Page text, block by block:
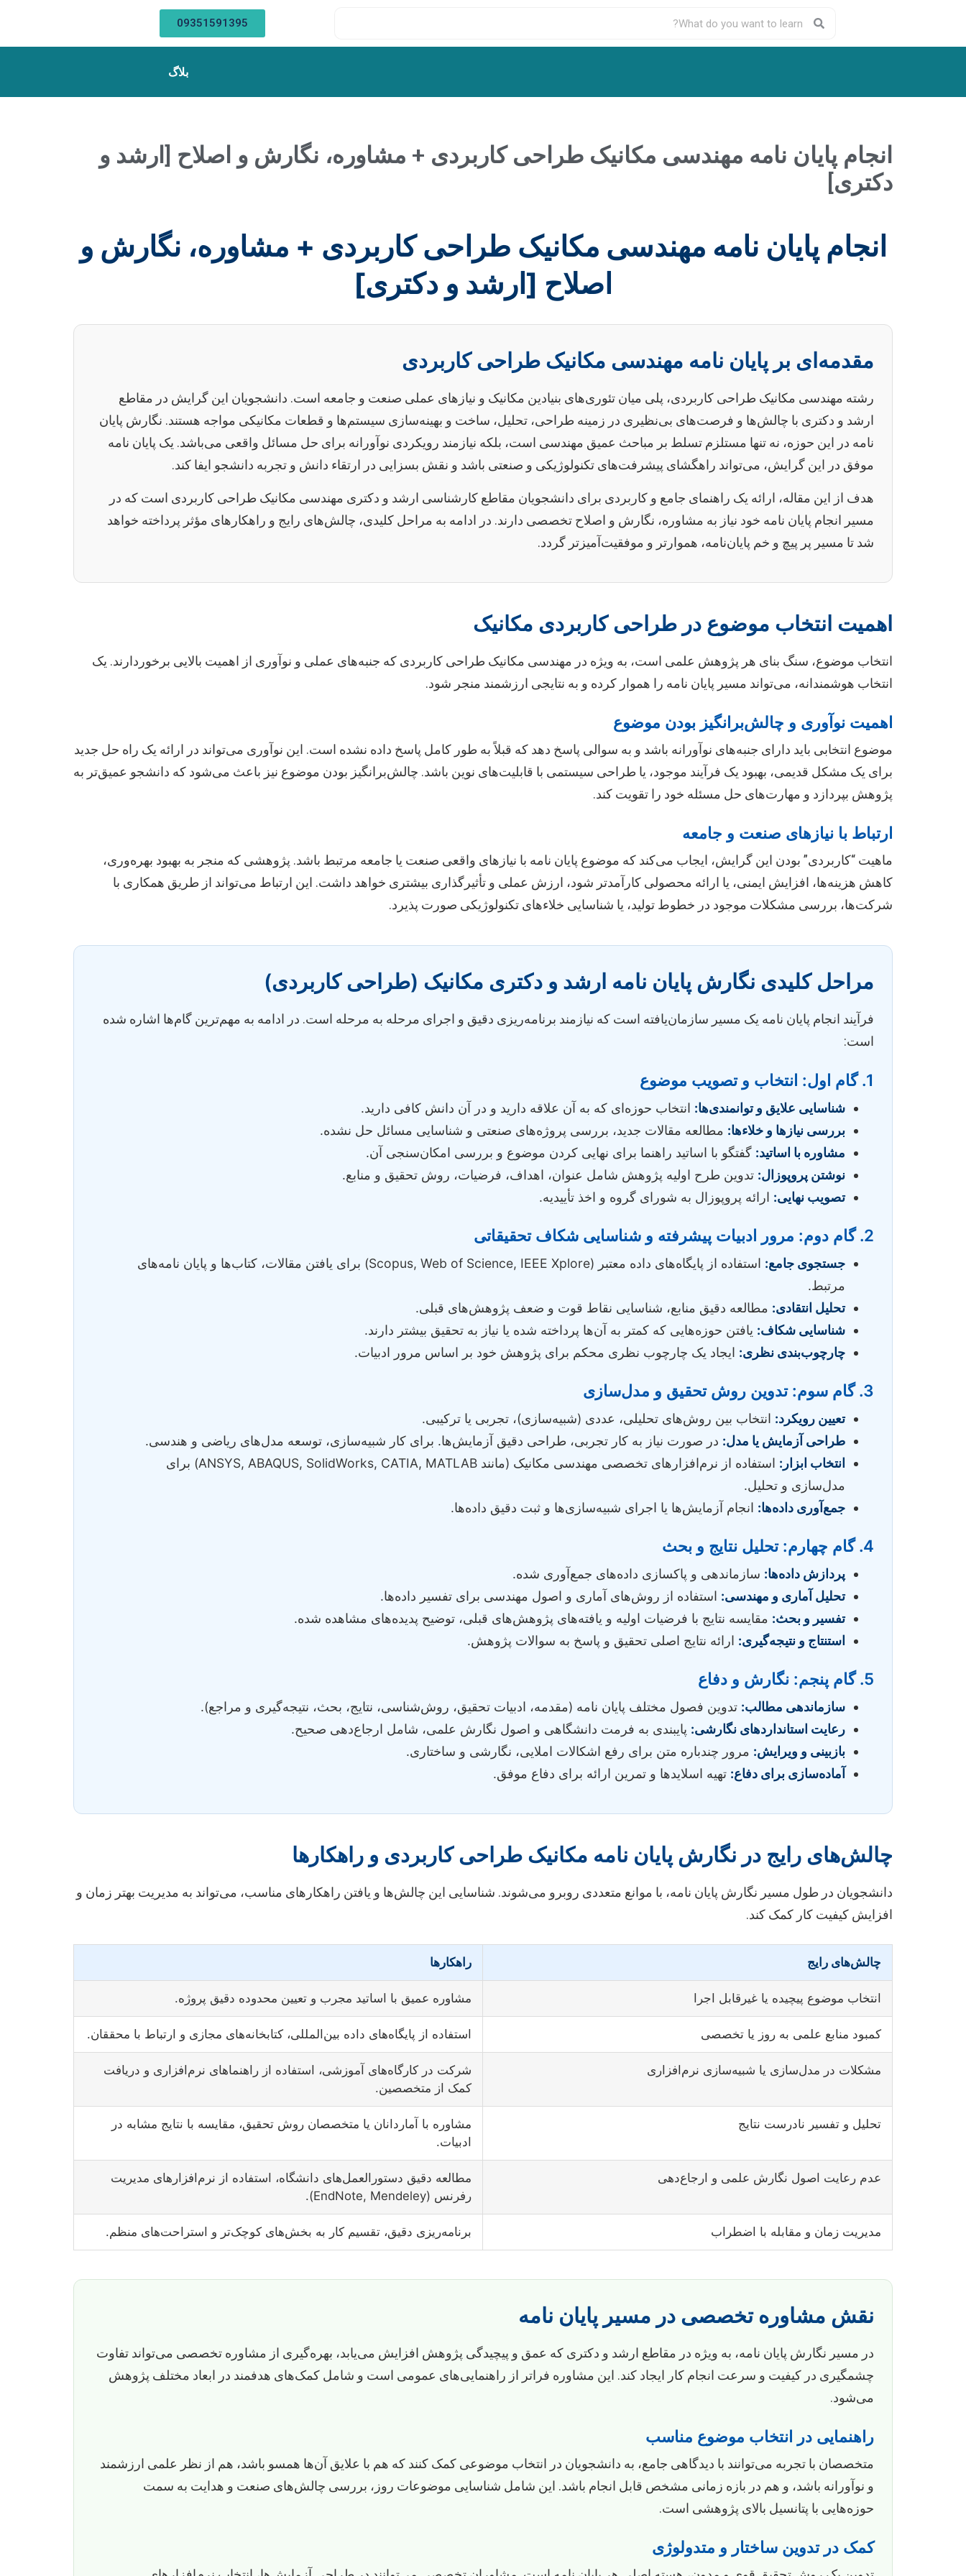
09351591395
بلاگ
انجام پایان نامه مهندسی مکانیک طراحی کاربردی + مشاوره، نگارش و اصلاح [ارشد و
دکتری]
انجام پایان نامه مهندسی مکانیک طراحی کاربردی + مشاوره، نگارش و
اصلاح [ارشد و دکتری]
مقدمه‌ای بر پایان نامه مهندسی مکانیک طراحی کاربردی
رشته مهندسی مکانیک طراحی کاربردی، پلی میان تئوری‌های بنیادین مکانیک و نیازهای عملی صنعت و جامعه است. دانشجویان این گرایش در مقاطع
ارشد و دکتری با چالش‌ها و فرصت‌های بی‌نظیری در زمینه طراحی، تحلیل، ساخت و بهینه‌سازی سیستم‌ها و قطعات مکانیکی مواجه هستند. نگارش پایان
نامه در این حوزه، نه تنها مستلزم تسلط بر مباحث عمیق مهندسی است، بلکه نیازمند رویکردی نوآورانه برای حل مسائل واقعی می‌باشد. یک پایان نامه
موفق در این گرایش، می‌تواند راهگشای پیشرفت‌های تکنولوژیکی و صنعتی باشد و نقش بسزایی در ارتقاء دانش و تجربه دانشجو ایفا کند.
هدف از این مقاله، ارائه یک راهنمای جامع و کاربردی برای دانشجویان مقاطع کارشناسی ارشد و دکتری مهندسی مکانیک طراحی کاربردی است که در
مسیر انجام پایان نامه خود نیاز به مشاوره، نگارش و اصلاح تخصصی دارند. در ادامه به مراحل کلیدی، چالش‌های رایج و راهکارهای مؤثر پرداخته خواهد
شد تا مسیر پر پیچ و خم پایان‌نامه، هموارتر و موفقیت‌آمیزتر گردد.
اهمیت انتخاب موضوع در طراحی کاربردی مکانیک
انتخاب موضوع، سنگ بنای هر پژوهش علمی است، به ویژه در مهندسی مکانیک طراحی کاربردی که جنبه‌های عملی و نوآوری از اهمیت بالایی برخوردارند. یک
انتخاب هوشمندانه، می‌تواند مسیر پایان نامه را هموار کرده و به نتایجی ارزشمند منجر شود.
اهمیت نوآوری و چالش‌برانگیز بودن موضوع
موضوع انتخابی باید دارای جنبه‌های نوآورانه باشد و به سوالی پاسخ دهد که قبلاً به طور کامل پاسخ داده نشده است. این نوآوری می‌تواند در ارائه یک راه حل جدید
برای یک مشکل قدیمی، بهبود یک فرآیند موجود، یا طراحی سیستمی با قابلیت‌های نوین باشد. چالش‌برانگیز بودن موضوع نیز باعث می‌شود که دانشجو عمیق‌تر به
پژوهش بپردازد و مهارت‌های حل مسئله خود را تقویت کند.
ارتباط با نیازهای صنعت و جامعه
ماهیت “کاربردی” بودن این گرایش، ایجاب می‌کند که موضوع پایان نامه با نیازهای واقعی صنعت یا جامعه مرتبط باشد. پژوهشی که منجر به بهبود بهره‌وری،
کاهش هزینه‌ها، افزایش ایمنی، یا ارائه محصولی کارآمدتر شود، ارزش عملی و تأثیرگذاری بیشتری خواهد داشت. این ارتباط می‌تواند از طریق همکاری با
شرکت‌ها، بررسی مشکلات موجود در خطوط تولید، یا شناسایی خلاءهای تکنولوژیکی صورت پذیرد.
مراحل کلیدی نگارش پایان نامه ارشد و دکتری مکانیک (طراحی کاربردی)
فرآیند انجام پایان نامه یک مسیر سازمان‌یافته است که نیازمند برنامه‌ریزی دقیق و اجرای مرحله به مرحله است. در ادامه به مهم‌ترین گام‌ها اشاره شده
است:
1. گام اول: انتخاب و تصویب موضوع
شناسایی علایق و توانمندی‌ها: انتخاب حوزه‌ای که به آن علاقه دارید و در آن دانش کافی دارید.
بررسی نیازها و خلاءها: مطالعه مقالات جدید، بررسی پروژه‌های صنعتی و شناسایی مسائل حل نشده.
مشاوره با اساتید: گفتگو با اساتید راهنما برای نهایی کردن موضوع و بررسی امکان‌سنجی آن.
نوشتن پروپوزال: تدوین طرح اولیه پژوهش شامل عنوان، اهداف، فرضیات، روش تحقیق و منابع.
تصویب نهایی: ارائه پروپوزال به شورای گروه و اخذ تأییدیه.
2. گام دوم: مرور ادبیات پیشرفته و شناسایی شکاف تحقیقاتی
جستجوی جامع:
استفاده از پایگاه‌های داده معتبر (Scopus, Web of Science, IEEE Xplore) برای یافتن مقالات، کتاب‌ها و پایان نامه‌های
مرتبط.
تحلیل انتقادی: مطالعه دقیق منابع، شناسایی نقاط قوت و ضعف پژوهش‌های قبلی.
شناسایی شکاف: یافتن حوزه‌هایی که کمتر به آن‌ها پرداخته شده یا نیاز به تحقیق بیشتر دارند.
چارچوب‌بندی نظری: ایجاد یک چارچوب نظری محکم برای پژوهش خود بر اساس مرور ادبیات.
3. گام سوم: تدوین روش تحقیق و مدل‌سازی
تعیین رویکرد: انتخاب بین روش‌های تحلیلی، عددی (شبیه‌سازی)، تجربی یا ترکیبی.
طراحی آزمایش یا مدل: در صورت نیاز به کار تجربی، طراحی دقیق آزمایش‌ها. برای کار شبیه‌سازی، توسعه مدل‌های ریاضی و هندسی.
انتخاب ابزار:
استفاده از نرم‌افزارهای تخصصی مهندسی مکانیک (مانند ANSYS, ABAQUS, SolidWorks, CATIA, MATLAB) برای
مدل‌سازی و تحلیل.
جمع‌آوری داده‌ها: انجام آزمایش‌ها یا اجرای شبیه‌سازی‌ها و ثبت دقیق داده‌ها.
4. گام چهارم: تحلیل نتایج و بحث
پردازش داده‌ها: سازماندهی و پاکسازی داده‌های جمع‌آوری شده.
تحلیل آماری و مهندسی: استفاده از روش‌های آماری و اصول مهندسی برای تفسیر داده‌ها.
تفسیر و بحث: مقایسه نتایج با فرضیات اولیه و یافته‌های پژوهش‌های قبلی، توضیح پدیده‌های مشاهده شده.
استنتاج و نتیجه‌گیری: ارائه نتایج اصلی تحقیق و پاسخ به سوالات پژوهش.
5. گام پنجم: نگارش و دفاع
سازماندهی مطالب: تدوین فصول مختلف پایان نامه (مقدمه، ادبیات تحقیق، روش‌شناسی، نتایج، بحث، نتیجه‌گیری و مراجع).
رعایت استانداردهای نگارشی: پایبندی به فرمت دانشگاهی و اصول نگارش علمی، شامل ارجاع‌دهی صحیح.
بازبینی و ویرایش: مرور چندباره متن برای رفع اشکالات املایی، نگارشی و ساختاری.
آماده‌سازی برای دفاع: تهیه اسلایدها و تمرین ارائه برای دفاع موفق.
چالش‌های رایج در نگارش پایان نامه مکانیک طراحی کاربردی و راهکارها
دانشجویان در طول مسیر نگارش پایان نامه، با موانع متعددی روبرو می‌شوند. شناسایی این چالش‌ها و یافتن راهکارهای مناسب، می‌تواند به مدیریت بهتر زمان و
افزایش کیفیت کار کمک کند.
چالش‌های رایج راهکارها
انتخاب موضوع پیچیده یا غیرقابل اجرا مشاوره عمیق با اساتید مجرب و تعیین محدوده دقیق پروژه.
کمبود منابع علمی به روز یا تخصصی استفاده از پایگاه‌های داده بین‌المللی، کتابخانه‌های مجازی و ارتباط با محققان.
مشکلات در مدل‌سازی یا شبیه‌سازی نرم‌افزاری
شرکت در کارگاه‌های آموزشی، استفاده از راهنماهای نرم‌افزاری و دریافت
کمک از متخصصین.
تحلیل و تفسیر نادرست نتایج
مشاوره با آماردانان یا متخصصان روش تحقیق، مقایسه با نتایج مشابه در
ادبیات.
عدم رعایت اصول نگارش علمی و ارجاع‌دهی
مطالعه دقیق دستورالعمل‌های دانشگاه، استفاده از نرم‌افزارهای مدیریت
رفرنس (EndNote, Mendeley).
مدیریت زمان و مقابله با اضطراب برنامه‌ریزی دقیق، تقسیم کار به بخش‌های کوچک‌تر و استراحت‌های منظم.
نقش مشاوره تخصصی در مسیر پایان نامه
در مسیر نگارش پایان نامه، به ویژه در مقاطع ارشد و دکتری که عمق و پیچیدگی پژوهش افزایش می‌یابد، بهره‌گیری از مشاوره تخصصی می‌تواند تفاوت
چشمگیری در کیفیت و سرعت انجام کار ایجاد کند. این مشاوره فراتر از راهنمایی‌های عمومی است و شامل کمک‌های هدفمند در ابعاد مختلف پژوهش
می‌شود.
راهنمایی در انتخاب موضوع مناسب
متخصصان با تجربه می‌توانند با دیدگاهی جامع، به دانشجویان در انتخاب موضوعی کمک کنند که هم با علایق آن‌ها همسو باشد، هم از نظر علمی ارزشمند
و نوآورانه باشد، و هم در بازه زمانی مشخص قابل انجام باشد. این شامل شناسایی موضوعات روز، بررسی چالش‌های صنعت و هدایت به سمت
حوزه‌هایی با پتانسیل بالای پژوهشی است.
کمک در تدوین ساختار و متدولوژی